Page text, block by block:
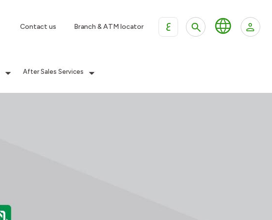
Contact us Branch & ATM locator ع
After Sales Services